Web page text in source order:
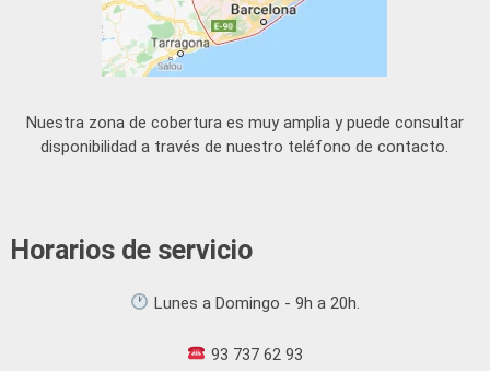
Nuestra zona de cobertura es muy amplia y puede consultar
disponibilidad a través de nuestro teléfono de contacto.
Horarios de servicio
Lunes a Domingo - 9h a 20h.
93 737 62 93